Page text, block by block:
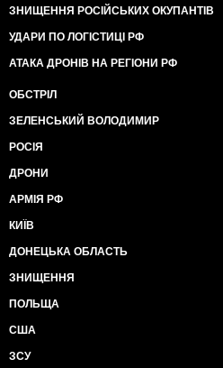
ЗНИЩЕННЯ РОСІЙСЬКИХ ОКУПАНТІВ
УДАРИ ПО ЛОГІСТИЦІ РФ
АТАКА ДРОНІВ НА РЕГІОНИ РФ
ОБСТРІЛ
ЗЕЛЕНСЬКИЙ ВОЛОДИМИР
РОСІЯ
ДРОНИ
АРМІЯ РФ
КИЇВ
ДОНЕЦЬКА ОБЛАСТЬ
ЗНИЩЕННЯ
ПОЛЬЩА
США
ЗСУ